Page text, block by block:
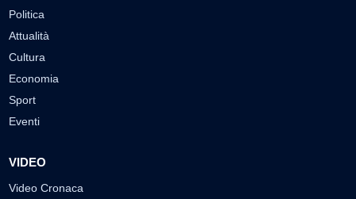
Politica
Attualità
Cultura
Economia
Sport
Eventi
VIDEO
Video Cronaca